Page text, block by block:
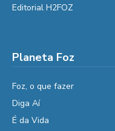
Editorial H2FOZ
Planeta Foz
Foz, o que fazer
Diga Aí
É da Vida